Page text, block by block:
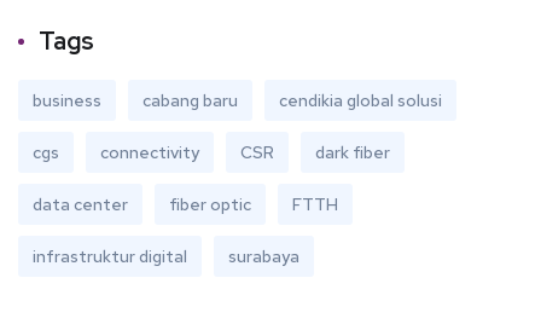
Tags
business cabang baru cendikia global solusi
cgs connectivity CSR dark fiber
data center fiber optic FTTH
infrastruktur digital surabaya